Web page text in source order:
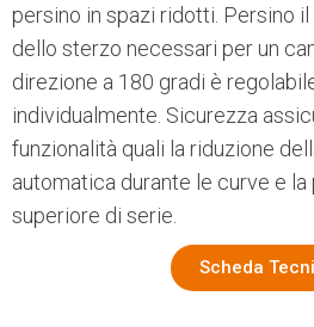
persino in spazi ridotti. Persino
dello sterzo necessari per un
direzione a 180 gradi è
individualmente. Sicurezza
funzionalità quali la riduzione
automatica durante le curve e
superiore di serie.
Scheda